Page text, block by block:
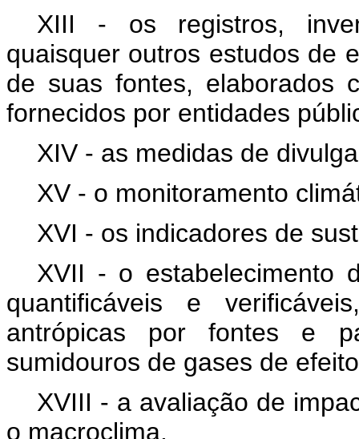
XIII - os registros,
quaisquer outros estudos de
de suas fontes, elaborados
fornecidos por entidades
XIV - as medidas de
XV - o monitoramento
XVI - os indicadores de
XVII - o estabelecimento
quantificáveis e
antrópicas por fontes e
sumidouros de gases de
XVIII - a avaliação de
o macroclima.